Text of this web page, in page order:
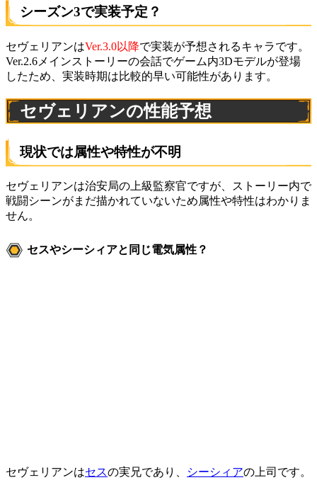
シーズン3で実装予定？
セヴェリアンはVer.3.0以降で実装が予想されるキャラです。
Ver.2.6メインストーリーの会話でゲーム内3Dモデルが登場
したため、実装時期は比較的早い可能性があります。
セヴェリアンの性能予想
現状では属性や特性が不明
セヴェリアンは治安局の上級監察官ですが、ストーリー内で
戦闘シーンがまだ描かれていないため属性や特性はわかりま
せん。
セスやシーシィアと同じ電気属性？
セヴェリアンはセスの実兄であり、 シーシィアの上司です。